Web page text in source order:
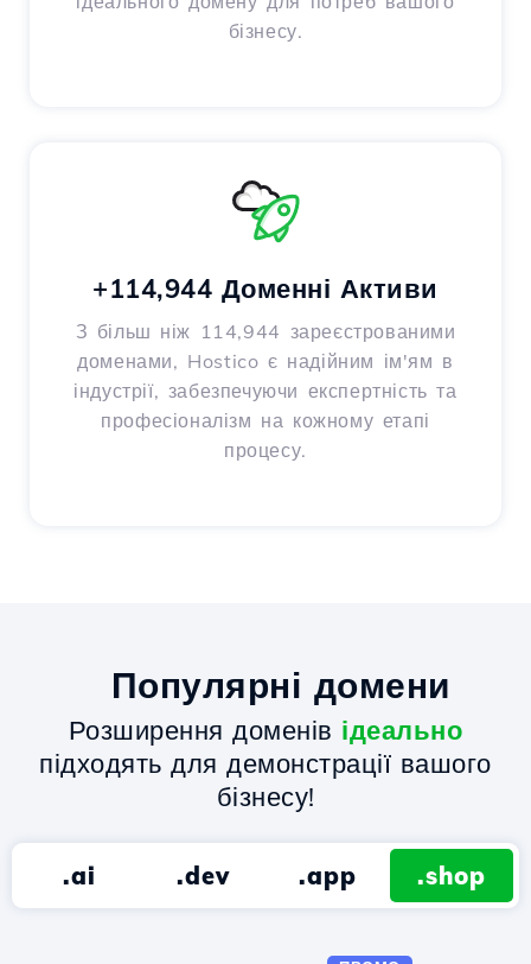
бізнесу.
+114,944 Доменні Активи
З більш ніж 114,944 зареєстрованими
доменами, Hostico є надійним ім'ям в
індустрії, забезпечуючи експертність та
професіоналізм на кожному етапі
процесу.
Популярні домени
Розширення доменів ідеально
підходять для демонстрації вашого
бізнесу!
.ai .dev .app .shop